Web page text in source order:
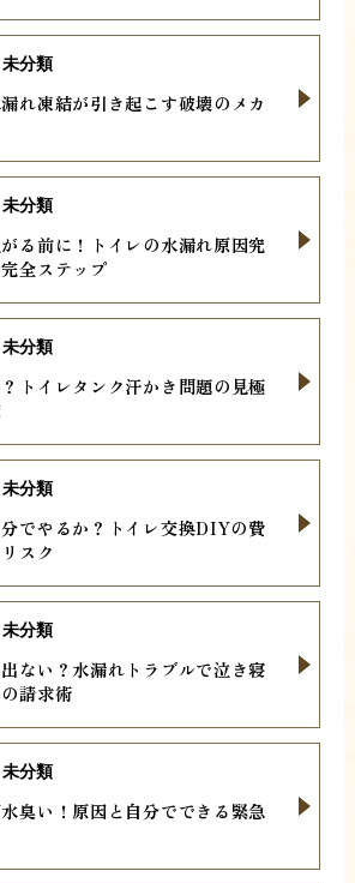
れ凍結が引き起こす破壊のメカ
未分類
る前に！トイレの水漏れ原因究
全ステップ
未分類
トイレタンク汗かき問題の見極
未分類
でやるか？トイレ交換DIYの費
スク
未分類
ない？水漏れトラブルで泣き寝
請求術
未分類
臭い！原因と自分でできる緊急
未分類